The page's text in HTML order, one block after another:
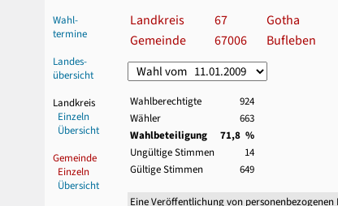
Wahl-
termine
Landes-
übersicht
Landkreis
Einzeln
Übersicht
Gemeinde
Einzeln
Übersicht
Landkreis 67
Gotha
Gemeinde
67006 Bufleben
Wahlberechtigte
924
Wähler
663
Wahlbeteiligung
71,8 %
Ungültige Stimmen
14
Gültige Stimmen
649
Eine Veröffentlichung von